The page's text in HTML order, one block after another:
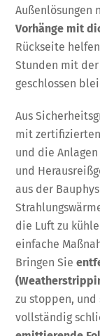
Außenlösungen
Vorhänge mit
Rückseite
Stunden mit
geschlossen
Aus
mit
und die
und
aus der
die Luft zu
einfache
Bringen Sie
zu stoppen, und
vollständig